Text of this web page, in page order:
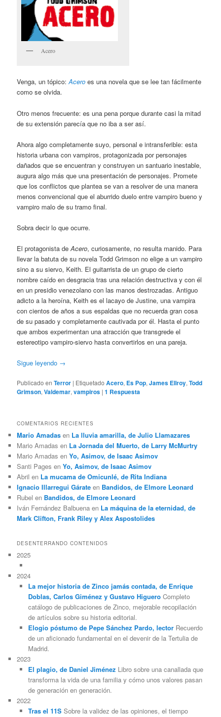
Acero
Venga, un tópico:Acero es una novela que se lee tan fácilmente
como se olvida.
Otro menos frecuente: es una pena porque durante casi la mitad
de su extensión parecía que no iba a ser así.
Ahora algo completamente suyo, personal e intransferible: esta
historia urbana con vampiros, protagonizada por personajes
dañados que se encuentran y construyen un santuario inestable,
augura algo más que una presentación de personajes. Promete
que los conflictos que plantea se van a resolver de una manera
menos convencional que el aburrido duelo entre vampiro bueno y
vampiro malo de su tramo final.
Sobra decir lo que ocurre.
El protagonista deAcero, curiosamente, no resulta manido. Para
llevar la batuta de su novela Todd Grimson no elige a un vampiro
sino a su siervo, Keith. El guitarrista de un grupo de cierto
nombre caído en desgracia tras una relación destructiva y con él
en un presidio venezolano con las manos destrozadas. Antiguo
adicto a la heroína, Keith es el lacayo de Justine, una vampira
con cientos de años a sus espaldas que no recuerda gran cosa
de su pasado y completamente cautivada por él. Hasta el punto
que ambos experimentan una atracción que transgrede el
estereotipo vampiro-siervo hasta convertirlos en una pareja.
Sigue leyendo →
Publicado en Terror | Etiquetado Acero, Es Pop,James Ellroy,Todd
Grimson,Valdemar,vampiros |1 Respuesta
COMENTARIOS RECIENTES
Mario Amadas en La lluvia amarilla, de Julio Llamazares
Mario Amadas en La Jornada del Muerto, de Larry McMurtry
Mario Amadas enYo, Asimov, de Isaac Asimov
Santi Pages enYo, Asimov, de Isaac Asimov
Abril en La mucama de Omicunlé, de Rita Indiana
Ignacio Illarregui Gárate en Bandidos, de Elmore Leonard
Rubel en Bandidos, de Elmore Leonard
Iván Fernández Balbuena en La máquina de la eternidad, de
Mark Clifton, Frank Riley y Alex Aspostolides
DESENTERRANDO CONTENIDOS
2025
2024
La mejor historia de Zinco jamás contada, de Enrique
Doblas, Carlos Giménez y Gustavo HigueroCompleto
catálogo de publicaciones de Zinco, mejorable recopilación
de artículos sobre su historia editorial.
Elogio póstumo de Pepe Sánchez Pardo, lectorRecuerdo
de un aficionado fundamental en el devenir de la Tertulia de
Madrid.
2023
El plagio, de Daniel Jiménez Libro sobre una canallada que
transforma la vida de una familia y cómo unos valores pasan
de generación en generación.
2022
Tras el 11SSobre la validez de las opiniones, el tiempo